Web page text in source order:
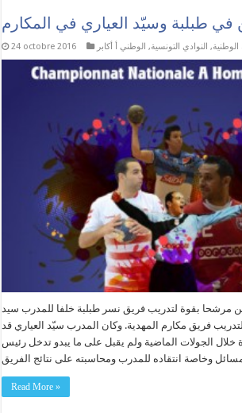
طبلبة وسيّد العياري في المكارم
24 octobre 2016 الوطنية, النوادي التونسية, الوطني أ أكابر
مرشحا بقوة لتدريب فريق نسر طبلبة خلفا للمدرب سيد
لتدريب فريق مكارم المهدية. وكان المدرب سيّد العياري قد
الجولات الماضية ولم يقبل على ما يبدو تدخل رئيس
Read More »